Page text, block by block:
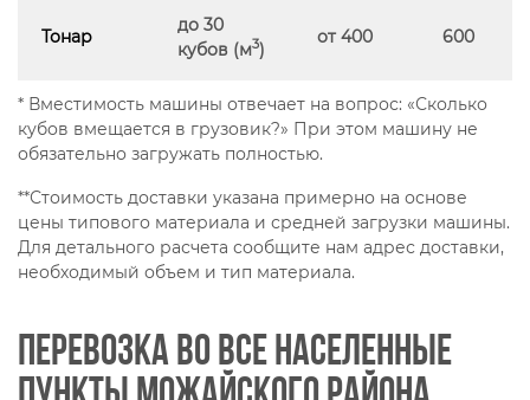
Тонар
до 30
кубов (м3)
от 400 600
* Вместимость машины отвечает на вопрос: «Сколько
кубов вмещается в грузовик?» При этом машину не
обязательно загружать полностью.
**Стоимость доставки указана примерно на основе
цены типового материала и средней загрузки машины.
Для детального расчета сообщите нам адрес доставки,
необходимый объем и тип материала.
Перевозка во все населенные